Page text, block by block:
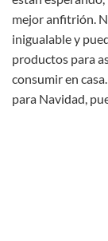
mejor anfitrión.
inigualable y
productos para
consumir en
para Navidad,